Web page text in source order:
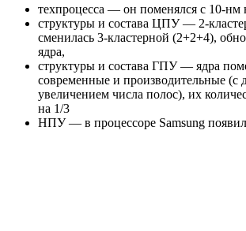
техпроцесса — он поменялся с 10-нм
структуры и состава ЦПУ — 2-
сменилась 3-кластерной (2+2+4),
ядра,
структуры и состава ГПУ — ядра
современные и производительные (с
увеличением числа полос), их
на 1/3
НПУ — в процессоре Samsung